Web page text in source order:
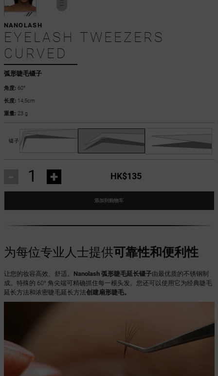
弧形睫毛镊子
NANOLASH
EYELASH TWEEZERS
CURVED
角度: 60°
长度: 14,5cm
重量: 23 g
镊子
+ HK$135
添加到购物车
为每位专业人士提供可靠性和便利性
让您的妆容高效、舒适。 Nanolash 弧形睫毛延长镊子由最优质的不锈钢制
成。特殊的 60° 角尖端可精确抓住每一根头发。您还可以使用它为经典睫毛
延长方法和浓密睫毛延长方法创建扇形睫毛。